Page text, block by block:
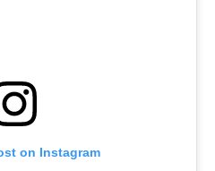
on Instagram